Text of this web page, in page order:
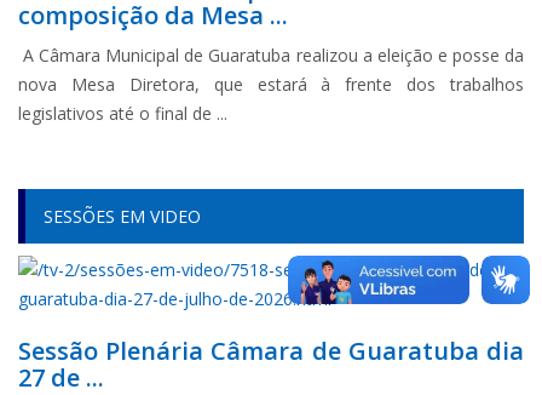
composição da Mesa ...
A Câmara Municipal de Guaratuba realizou a eleição e posse da
nova Mesa Diretora, que estará à frente dos trabalhos
legislativos até o final de ...
SESSÕES EM VIDEO
Sessão Plenária Câmara de Guaratuba dia
27 de ...